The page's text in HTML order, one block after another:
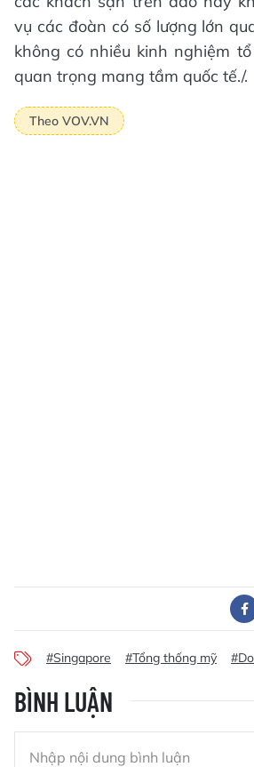
vụ các đoàn có số lượng lớn
không có nhiều kinh nghiệm
quan trọng mang tầm quốc tế./.
Theo VOV.VN
#Singapore #Tổng thống mỹ
BÌNH LUẬN